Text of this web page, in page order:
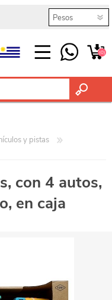
(0)
y pistas
con 4 autos,
en caja